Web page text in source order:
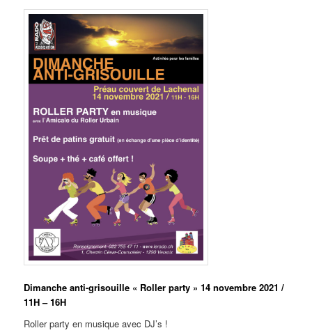
Dimanche anti-grisouille « Roller party » 14 novembre 2021 /
11H – 16H
Roller party en musique avec DJ’s !